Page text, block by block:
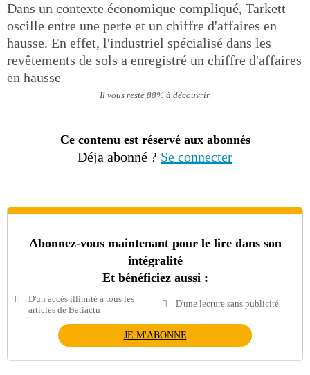
Dans un contexte économique compliqué, Tarkett
oscille entre une perte et un chiffre d'affaires en
hausse. En effet, l'industriel spécialisé dans les
revêtements de sols a enregistré un chiffre d'affaires
en hausse
Il vous reste 88% à découvrir.
Ce contenu est réservé aux abonnés
Déja abonné ? Se connecter
Abonnez-vous maintenant pour le lire dans son
intégralité
Et bénéficiez aussi :
D'un accès illimité à tous les
articles de Batiactu
D'une lecture sans publicité
JE M'ABONNE